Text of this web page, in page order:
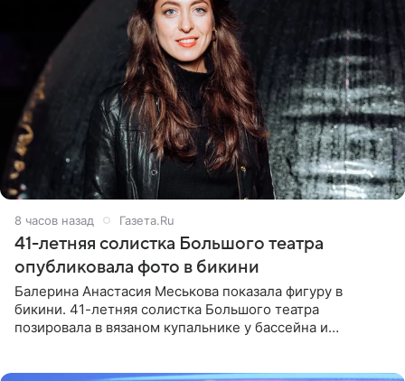
8 часов назад Газета.Ru
41-летняя солистка Большого театра
опубликовала фото в бикини
Балерина Анастасия Меськова показала фигуру в
бикини. 41-летняя солистка Большого театра
позировала в вязаном купальнике у бассейна и